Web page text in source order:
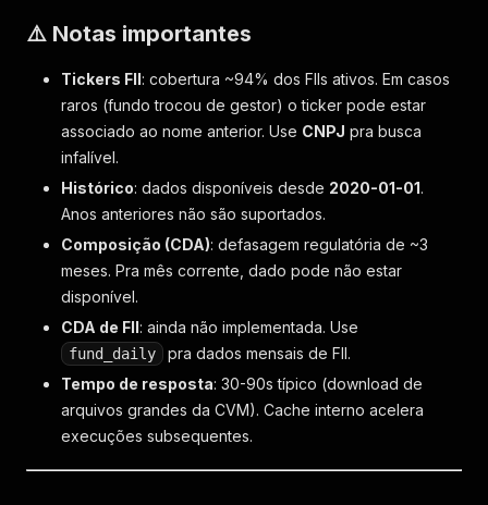
⚠️ Notas importantes
Tickers FII: cobertura ~94% dos FIIs ativos. Em casos
raros (fundo trocou de gestor) o ticker pode estar
associado ao nome anterior. Use CNPJ pra busca
infalível.
Histórico: dados disponíveis desde 2020-01-01.
Anos anteriores não são suportados.
Composição (CDA): defasagem regulatória de ~3
meses. Pra mês corrente, dado pode não estar
disponível.
CDA de FII: ainda não implementada. Use
fund_daily
pra dados mensais de FII.
Tempo de resposta: 30-90s típico (download de
arquivos grandes da CVM). Cache interno acelera
execuções subsequentes.